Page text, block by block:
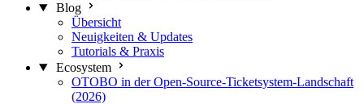
Blog
Übersicht
Neuigkeiten & Updates
Tutorials & Praxis
Ecosystem
OTOBO in der Open-Source-Ticketsystem-Landschaft
(2026)